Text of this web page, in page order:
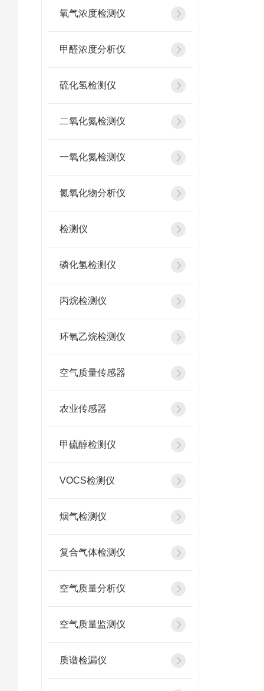
氧气浓度检测仪
甲醛浓度分析仪
硫化氢检测仪
二氧化氮检测仪
一氧化氮检测仪
氮氧化物分析仪
检测仪
磷化氢检测仪
丙烷检测仪
环氧乙烷检测仪
空气质量传感器
农业传感器
甲硫醇检测仪
VOCS检测仪
烟气检测仪
复合气体检测仪
空气质量分析仪
空气质量监测仪
质谱检漏仪